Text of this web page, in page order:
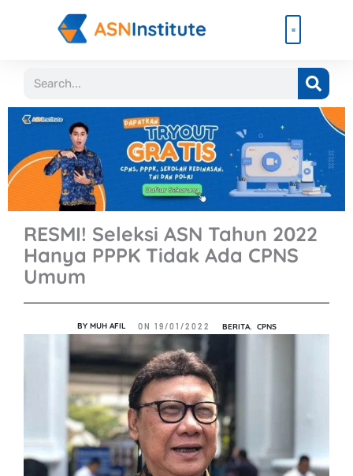
Search
RESMI! Seleksi ASN Tahun 2022
Hanya PPPK Tidak Ada CPNS
Umum
BYMUH AFIL ON 19/01/2022 BERITA, CPNS